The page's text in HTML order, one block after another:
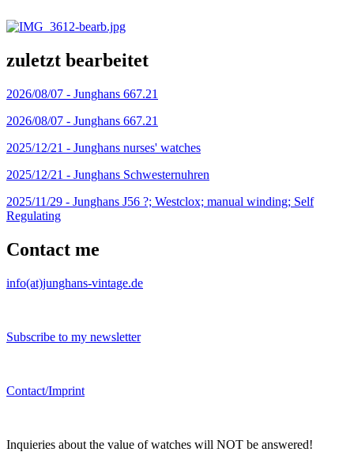
zuletzt bearbeitet
2026/08/07 - Junghans 667.21
2026/08/07 - Junghans 667.21
2025/12/21 - Junghans nurses' watches
2025/12/21 - Junghans Schwesternuhren
2025/11/29 - Junghans J56 ?; Westclox; manual winding; Self
Regulating
Contact me
info(at)junghans-vintage.de
Subscribe to my newsletter
Contact/Imprint
Inquieries about the value of watches will NOT be answered!